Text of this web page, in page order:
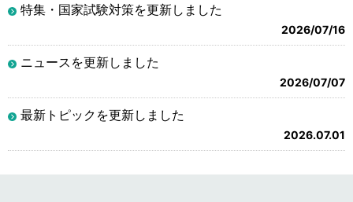
特集・国家試験対策を更新しました
2026/07/16
ニュースを更新しました
2026/07/07
最新トピックを更新しました
2026.07.01